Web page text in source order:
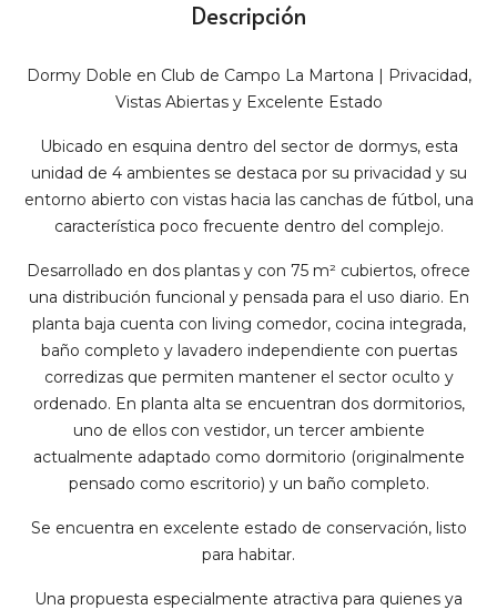
Descripción
Dormy Doble en Club de Campo La Martona | Privacidad,
Vistas Abiertas y Excelente Estado
Ubicado en esquina dentro del sector de dormys, esta
unidad de 4 ambientes se destaca por su privacidad y su
entorno abierto con vistas hacia las canchas de fútbol, una
característica poco frecuente dentro del complejo.
Desarrollado en dos plantas y con 75 m² cubiertos, ofrece
una distribución funcional y pensada para el uso diario. En
planta baja cuenta con living comedor, cocina integrada,
baño completo y lavadero independiente con puertas
corredizas que permiten mantener el sector oculto y
ordenado. En planta alta se encuentran dos dormitorios,
uno de ellos con vestidor, un tercer ambiente
actualmente adaptado como dormitorio (originalmente
pensado como escritorio) y un baño completo.
Se encuentra en excelente estado de conservación, listo
para habitar.
Una propuesta especialmente atractiva para quienes ya